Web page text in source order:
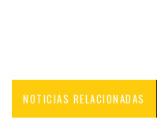
NOTICIAS RELACIONADAS